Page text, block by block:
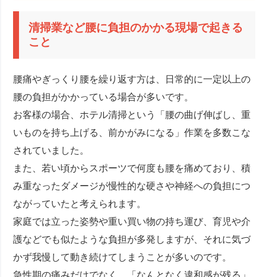
清掃業など腰に負担のかかる現場で起きる
こと
腰痛やぎっくり腰を繰り返す方は、日常的に一定以上の
腰の負担がかかっている場合が多いです。
お客様の場合、ホテル清掃という「腰の曲げ伸ばし、重
いものを持ち上げる、前かがみになる」作業を多数こな
されていました。
また、若い頃からスポーツで何度も腰を痛めており、積
み重なったダメージが慢性的な硬さや神経への負担につ
ながっていたと考えられます。
家庭では立った姿勢や重い買い物の持ち運び、育児や介
護などでも似たような負担が多発しますが、それに気づ
かず我慢して動き続けてしまうことが多いのです。
急性期の痛みだけでなく、「なんとなく違和感が残る」